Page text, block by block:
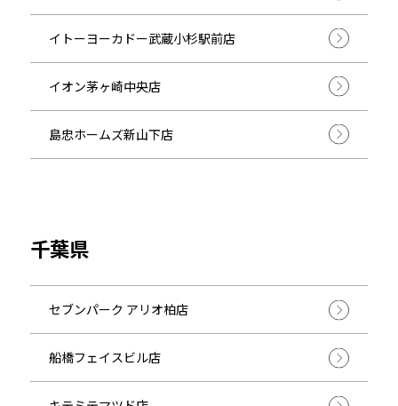
イトーヨーカドー武蔵小杉駅前店
イオン茅ヶ崎中央店
島忠ホームズ新山下店
千葉県
セブンパーク アリオ柏店
船橋フェイスビル店